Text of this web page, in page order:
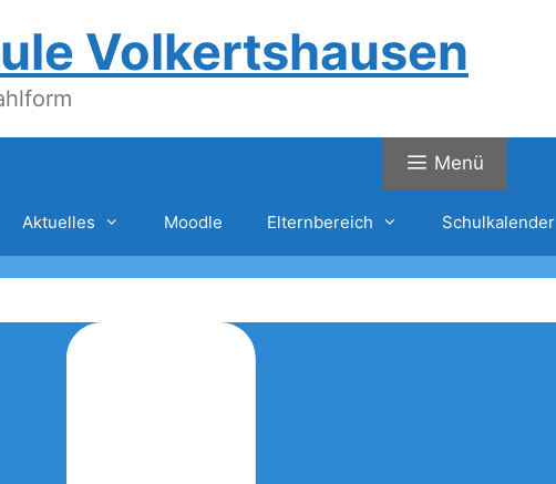
Volkertshausen
Menü
Aktuelles Moodle Elternbereich Schulkalender